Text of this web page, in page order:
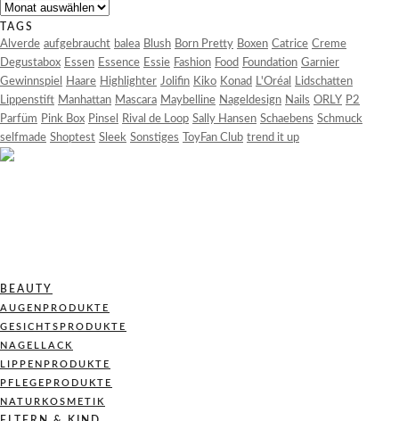
Archiv
TAGS
Alverde aufgebraucht balea Blush Born Pretty Boxen Catrice Creme
Degustabox Essen Essence Essie Fashion Food Foundation Garnier
Gewinnspiel
Haare Highlighter Jolifin Kiko Konad L'Oréal
Lidschatten
Lippenstift Manhattan Mascara Maybelline Nageldesign Nails ORLY P2
Parfüm Pink Box Pinsel Rival de Loop Sally Hansen Schaebens Schmuck
selfmade Shoptest Sleek Sonstiges ToyFan Club trend it up
BEAUTY
AUGENPRODUKTE
GESICHTSPRODUKTE
NAGELLACK
LIPPENPRODUKTE
PFLEGEPRODUKTE
NATURKOSMETIK